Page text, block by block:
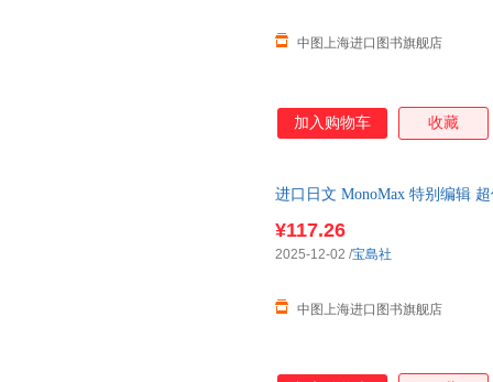
中图上海进口图书旗舰店
加入购物车 收藏
进口日文 MonoMax 特别编辑
¥117.26
中图上海进口图书旗舰店
2025-12-02 /宝島社